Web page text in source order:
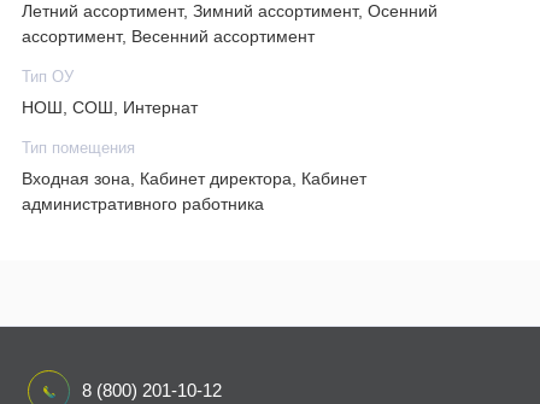
Летний ассортимент, Зимний ассортимент, Осенний
ассортимент, Весенний ассортимент
Тип ОУ
НОШ, СОШ, Интернат
Тип помещения
Входная зона, Кабинет директора, Кабинет
административного работника
8 (800) 201-10-12